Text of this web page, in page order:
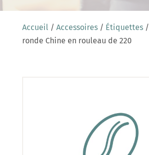
Accueil/ Accessoires/ Étiquettes/
ronde Chine en rouleau de 220